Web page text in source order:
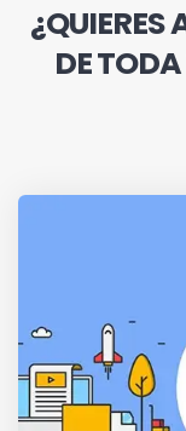
¿QUIERES
DE